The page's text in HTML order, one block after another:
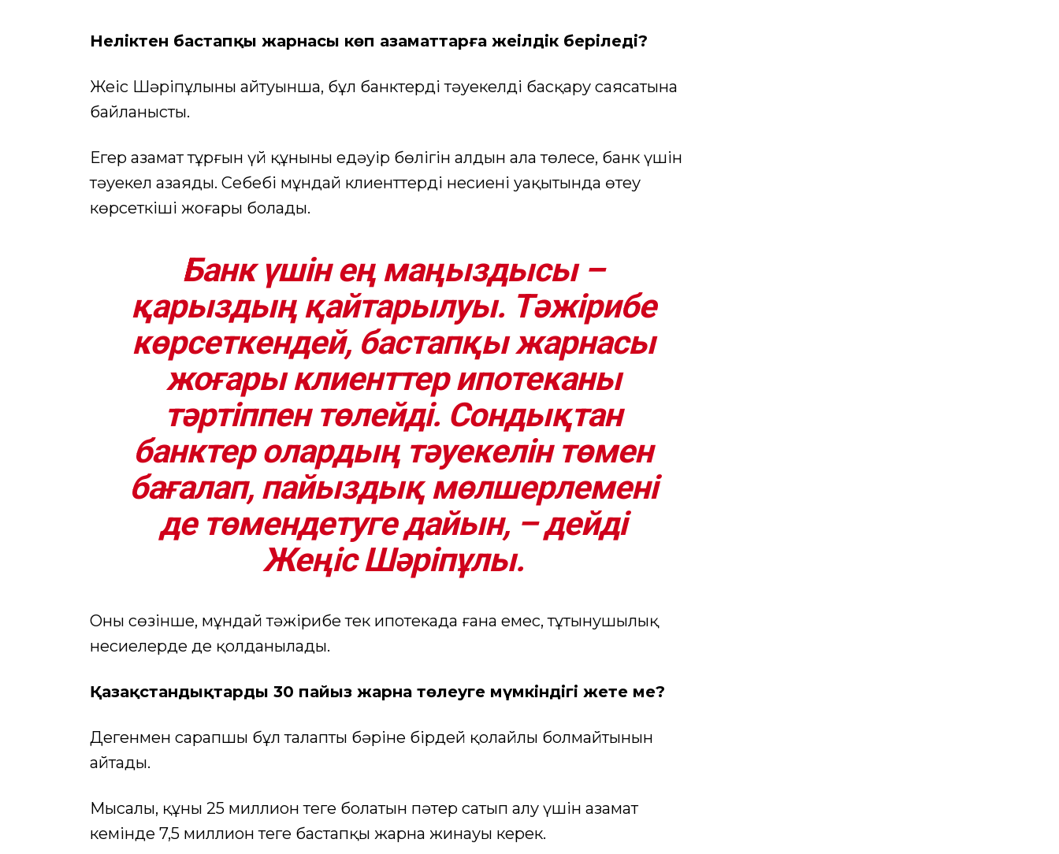
Неліктен бастапқы жарнасы көп азаматтарға жеңілдік беріледі?
Жеңіс Шәріпұлының айтуынша, бұл банктердің тәуекелді басқару саясатына
байланысты.
Егер азамат тұрғын үй құнының едәуір бөлігін алдын ала төлесе, банк үшін
тәуекел азаяды. Себебі мұндай клиенттердің несиені уақытында өтеу
көрсеткіші жоғары болады.
Банк үшін ең маңыздысы –
қарыздың қайтарылуы. Тәжірибе
көрсеткендей, бастапқы жарнасы
жоғары клиенттер ипотеканы
тәртіппен төлейді. Сондықтан
банктер олардың тәуекелін төмен
бағалап, пайыздық мөлшерлемені
де төмендетуге дайын, – дейді
Жеңіс Шәріпұлы.
Оның сөзінше, мұндай тәжірибе тек ипотекада ғана емес, тұтынушылық
несиелерде де қолданылады.
Қазақстандықтардың 30 пайыз жарна төлеуге мүмкіндігі жете ме?
Дегенмен сарапшы бұл талаптың бәріне бірдей қолайлы болмайтынын
айтады.
Мысалы, құны 25 миллион теңге болатын пәтер сатып алу үшін азамат
кемінде 7,5 миллион теңге бастапқы жарна жинауы керек.